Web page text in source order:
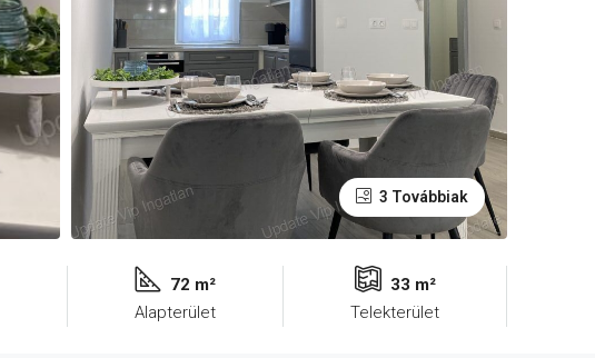
3 Továbbiak
72 m²
Alapterület
33 m²
Telekterület